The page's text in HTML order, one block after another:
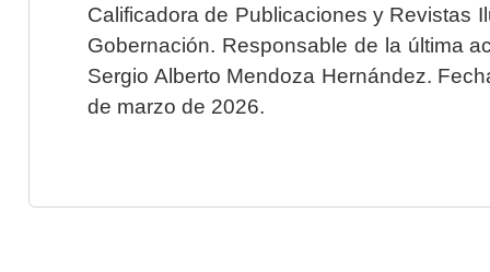
Calificadora de Publicaciones y Revistas
Gobernación. Responsable de la última
Sergio Alberto Mendoza Hernández.
de marzo de 2026.